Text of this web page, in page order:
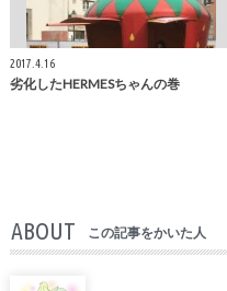
2017.4.16
劣化したHERMESちゃんの巻
ABOUT この記事をかいた人